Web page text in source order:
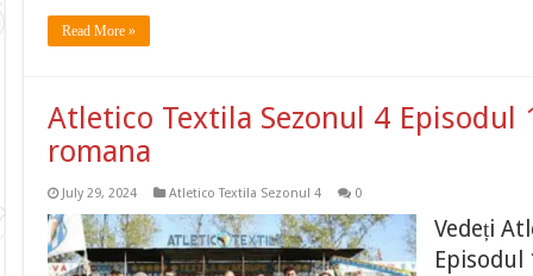
Read More »
Atletico Textila Sezonul 4
romana
July 29, 2024 Atletico Textila Sezonul 4 0
Vedeți